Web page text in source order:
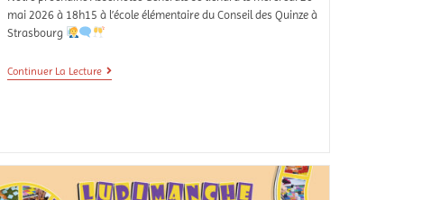
mai 2026 à 18h15 à l’école élémentaire du Conseil des Quinze à
Strasbourg
Continuer La Lecture